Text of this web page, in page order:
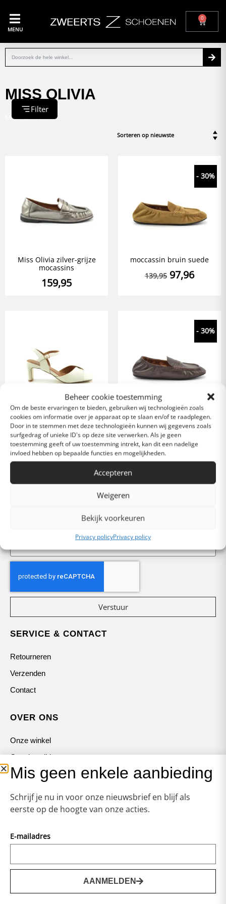
Beheer cookie toestemming
Om de beste ervaringen te bieden, gebruiken wij technologieën zoals
cookies om informatie over je apparaat op te slaan en/of te raadplegen.
Door in te stemmen met deze technologieën kunnen wij gegevens zoals
surfgedrag of unieke ID's op deze site verwerken. Als je geen
toestemming geeft of uw toestemming intrekt, kan dit een nadelige
invloed hebben op bepaalde functies en mogelijkheden.
Accepteren
Weigeren
Bekijk voorkeuren
Privacy policyPrivacy policy
MENU
0
MISS OLIVIA
MISS OLIVIA
Filter
Miss Olivia zilver-grijze
mocassins
159,95
- 30%
moccassin bruin suede
139,95 97,96
Miss Olivia off white
sandalen met hak
139,95
- 30%
Miss Olivia bruine leren
mocassins
139,95 97,96
Mis niets met
onze nieuwsbrief
Verstuur
SERVICE & CONTACT
Retourneren
Verzenden
Contact
OVER ONS
Onze winkel
Openingstijden
Koopzondagen
Vormgeving & Techniek:
Mis geen enkele aanbieding
Schrijf je nu in voor onze nieuwsbrief en blijf als
eerste op de hoogte van onze acties.
E-mailadres
AANMELDEN